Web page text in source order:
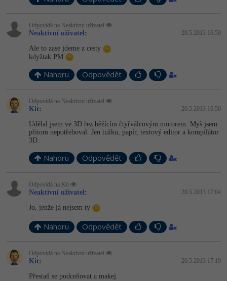
Odpovídá na Neaktivní uživatel
Neaktivní uživatel : 20.5.2013 16:50
Ale to zase jdeme z cesty
kdyžtak PM
Nahoru Odpovědět
Odpovídá na Neaktivní uživatel
Kit: 20.5.2013 16:50
Udělal jsem ve 3D řez běžícím čtyřválcovým motorem. Myš jsem
přitom nepotřeboval. Jen tužku, papír, textový editor a kompilátor
3D.
Nahoru Odpovědět
Odpovídá na Kit
Neaktivní uživatel: 20.5.2013 17:04
Jo, jenže já nejsem ty
Nahoru Odpovědět
Odpovídá na Neaktivní uživatel
Kit: 20.5.2013 17:19
Přestaň se podceňovat a makej.